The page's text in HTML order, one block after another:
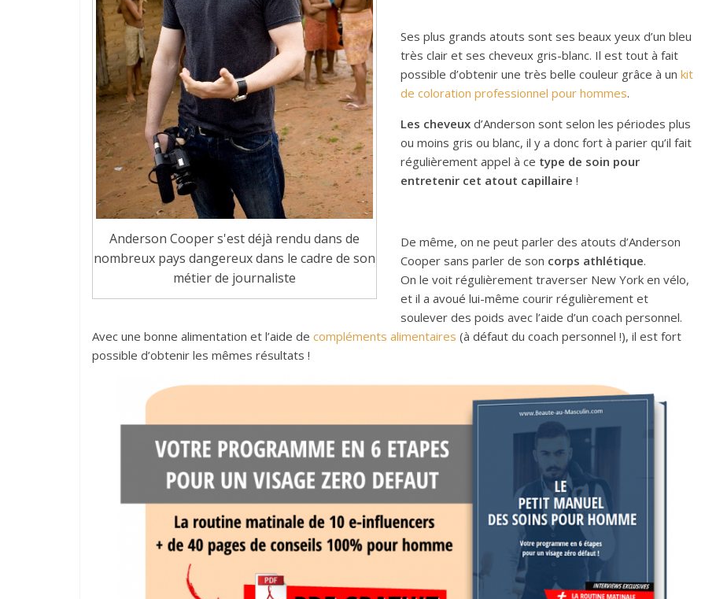
Anderson Cooper s'est déjà rendu dans de
nombreux pays dangereux dans le cadre de son
métier de journaliste
Ses plus grands atouts sont ses beaux yeux d’un bleu
très clair et ses cheveux gris-blanc. Il est tout à fait
possible d’obtenir une très belle couleur grâce à un kit
de coloration professionnel pour hommes.
Les cheveux d’Anderson sont selon les périodes plus
ou moins gris ou blanc, il y a donc fort à parier qu’il fait
régulièrement appel à ce type de soin pour
entretenir cet atout capillaire !
De même, on ne peut parler des atouts d’Anderson
Cooper sans parler de son corps athlétique.
On le voit régulièrement traverser New York en vélo,
et il a avoué lui-même courir régulièrement et
soulever des poids avec l’aide d’un coach personnel.
Avec une bonne alimentation et l’aide de compléments alimentaires (à défaut du coach personnel !), il est fort
possible d’obtenir les mêmes résultats !